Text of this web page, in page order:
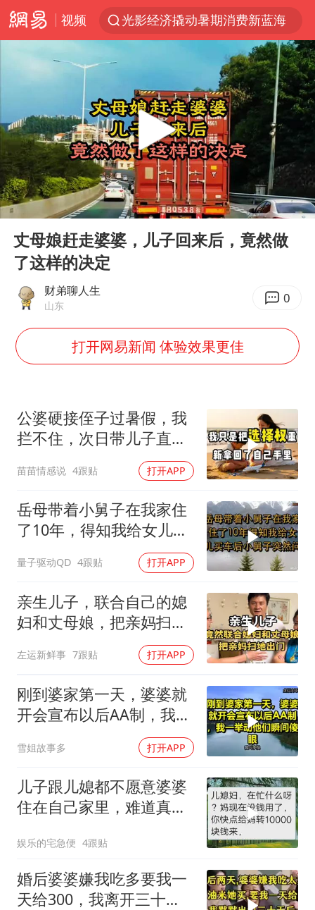
视频
光影经济撬动暑期消费新蓝海
白海豚将正面袭击贯穿浙江
杭州全市有序停课
黄金牛市回来了吗
酒店花洒现排泄物住客索赔遭拒
情侣平潭拍日出坠崖1死1伤
央视新主播李秋莹孙亚鹏亮相
上四休三，但降薪1000元，你接受吗？
商场现钱学森巨幅海报 负责人回应
老挝国会主席赛宋蓬逝世
购飞机票7分钟后退票被扣2022元
泰国初中生饮弹自尽前开了26枪
夏日经济乘“热”而上 消费市场向“新”而行
乐享全民健身 共筑健康中国
Play
00:00 04:24
丈母娘赶走婆婆，儿子回来后，竟然做
了这样的决定
财弟聊人生
山东 0
打开网易新闻 体验效果更佳
公婆硬接侄子过暑假，我
拦不住，次日带儿子直飞
苗苗情感说 4跟贴 打开APP
岳母带着小舅子在我家住
了10年，得知我给女儿买
量子驱动QD 4跟贴 打开APP
亲生儿子，联合自己的媳
妇和丈母娘，把亲妈扫地
左运新鲜事 7跟贴 打开APP
刚到婆家第一天，婆婆就
开会宣布以后AA制，我一
举动他们瞬间傻眼！
雪姐故事多 打开APP
儿子跟儿媳都不愿意婆婆
住在自己家里，难道真是
娱乐的宅急便 4跟贴
婚后婆婆嫌我吃多要我一
天给300，我离开三十